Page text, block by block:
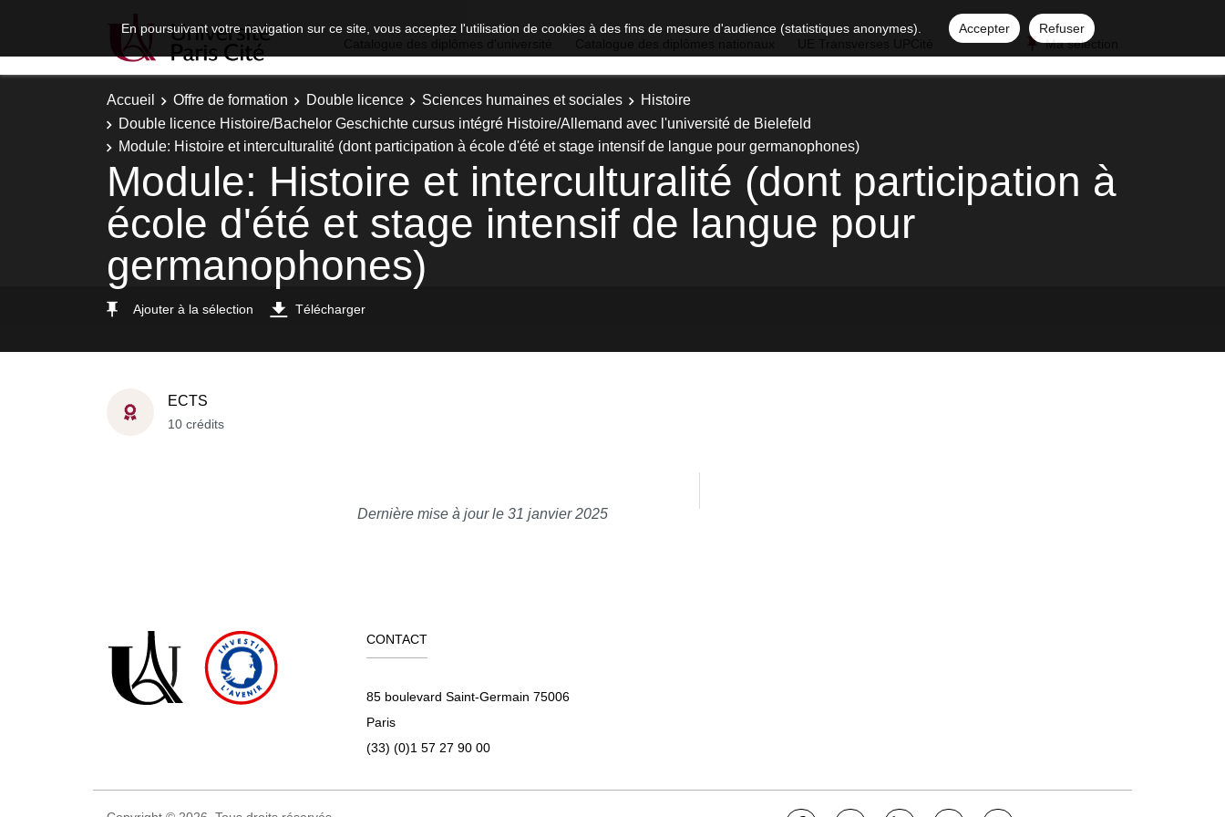
En poursuivant votre navigation sur ce site, vous acceptez l'utilisation de cookies à des fins de mesure d'audience (statistiques anonymes). Accepter
Refuser
Ma sélection
Accueil Offre de formation Double licence Sciences humaines et sociales
Histoire
Double licence Histoire/Bachelor Geschichte cursus intégré Histoire/Allemand avec l'université de Bielefeld
Module: Histoire et interculturalité (dont participation à école d'été et stage intensif de langue pour germanophones)
Module: Histoire et interculturalité (dont participation à
école d'été et stage intensif de langue pour
germanophones)
Ajouter à la sélection Télécharger
ECTS
10 crédits
Dernière mise à jour le 31 janvier 2025
CONTACT
85 boulevard Saint-Germain 75006
Paris
(33) (0)1 57 27 90 00